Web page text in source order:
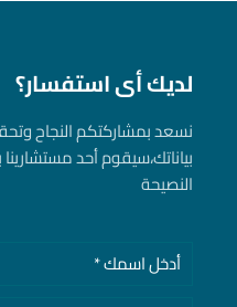
لديك أى استفسار؟
نسعد بمشاركتكم النجاح
بياناتك، سيقوم أحد
النصيحة